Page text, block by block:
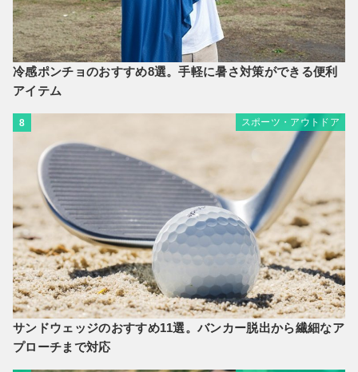
冷感ポンチョのおすすめ8選。手軽に暑さ対策ができる便利
アイテム
8 スポーツ・アウトドア
サンドウェッジのおすすめ11選。バンカー脱出から繊細なア
プローチまで対応